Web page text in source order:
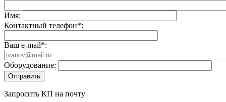
Имя:
Контактный телефон*:
Ваш e-mail*:
Оборудование:
Запросить КП на почту